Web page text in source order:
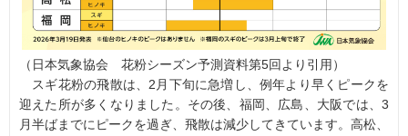
（日本気象協会 花粉シーズン予測資料第5回より引用）
スギ花粉の飛散は、2月下旬に急増し、例年より早くピークを
迎えた所が多くなりました。その後、福岡、広島、大阪では、3
月半ばまでにピークを過ぎ、飛散は減少してきています。高松、